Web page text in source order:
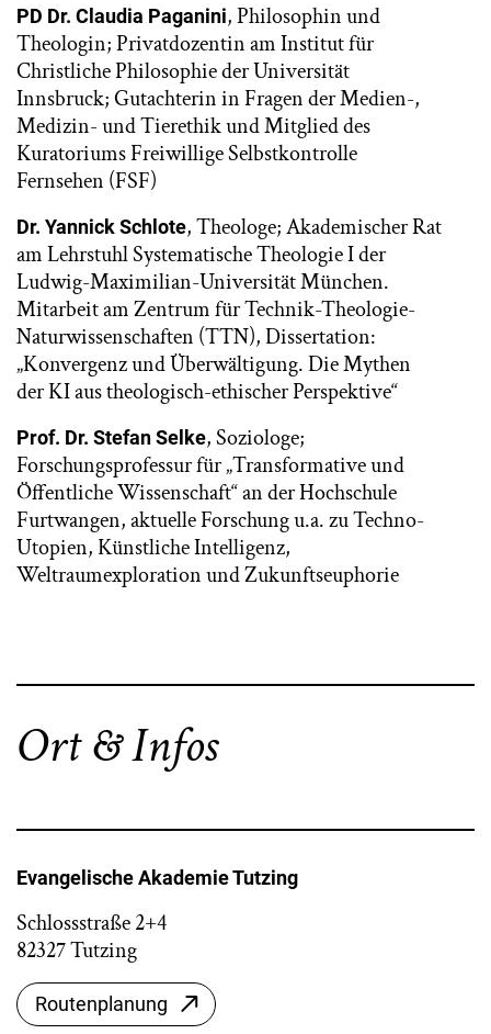
PD Dr. Claudia Paganini, Philosophin und
Theologin; Privatdozentin am Institut für
Christliche Philosophie der Universität
Innsbruck; Gutachterin in Fragen der Medien-,
Medizin- und Tierethik und Mitglied des
Kuratoriums Freiwillige Selbstkontrolle
Fernsehen (FSF)
Dr. Yannick Schlote, Theologe; Akademischer Rat
am Lehrstuhl Systematische Theologie I der
Ludwig-Maximilian-Universität München.
Mitarbeit am Zentrum für Technik-Theologie-
Naturwissenschaften (TTN), Dissertation:
„Konvergenz und Überwältigung. Die Mythen
der KI aus theologisch-ethischer Perspektive“
Prof. Dr. Stefan Selke, Soziologe;
Forschungsprofessur für „Transformative und
Öffentliche Wissenschaft“ an der Hochschule
Furtwangen, aktuelle Forschung u.a. zu Techno-
Utopien, Künstliche Intelligenz,
Weltraumexploration und Zukunftseuphorie
Ort & Infos
Evangelische Akademie Tutzing
Schlossstraße 2+4
82327 Tutzing
Routenplanung